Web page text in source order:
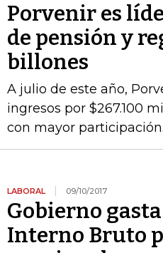
Porvenir es
de pensión y
billones
A julio de este año,
ingresos por $267.100
con mayor participación.
LABORAL 09/10/2017
Gobierno
Interno Bruto